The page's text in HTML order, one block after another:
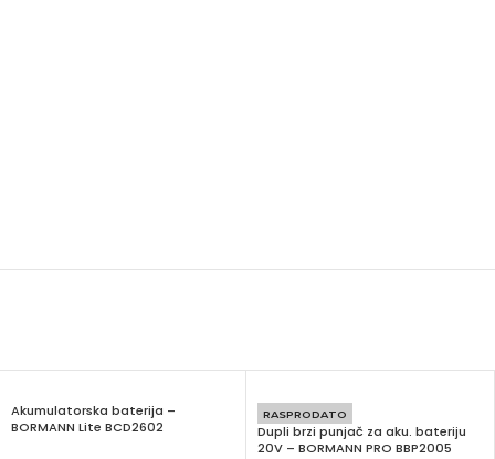
Akumulatorska baterija –
BORMANN Lite BCD2602
RASPRODATO
Dupli brzi punjač za aku. bateriju
20V – BORMANN PRO BBP2005